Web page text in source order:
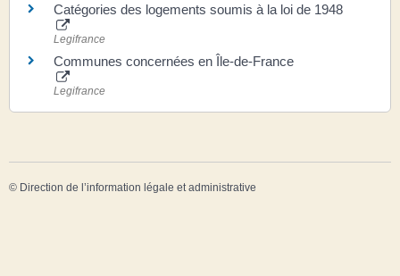
Catégories des logements soumis à la loi de 1948
Legifrance
Communes concernées en Île-de-France
Legifrance
© Direction de l’information légale et administrative